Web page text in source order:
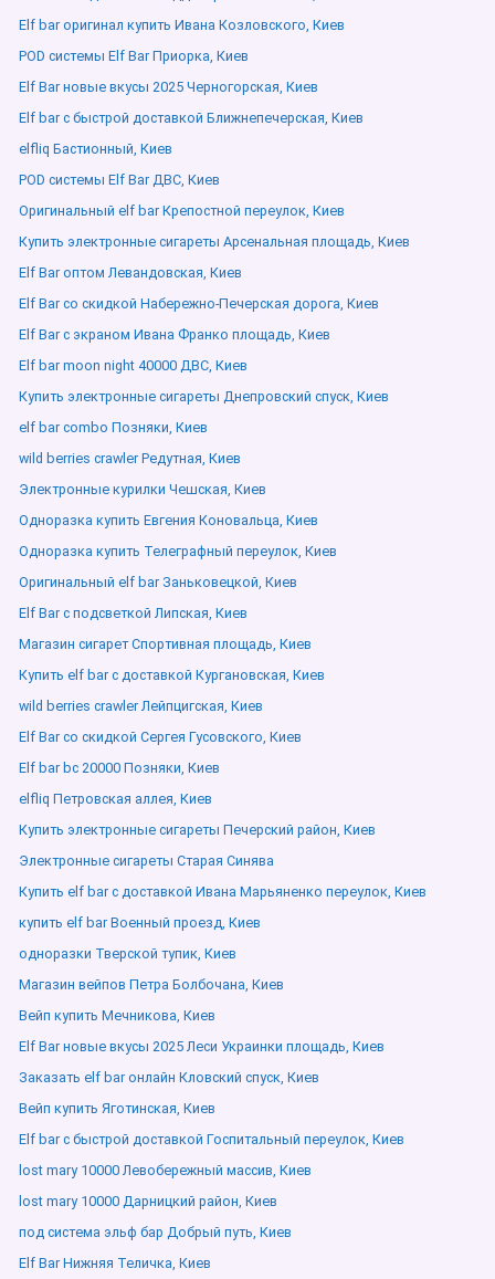
Elf bar оригинал купить Ивана Козловского, Киев
POD системы Elf Bar Приорка, Киев
Elf Bar новые вкусы 2025 Черногорская, Киев
Elf bar с быстрой доставкой Ближнепечерская, Киев
elfliq Бастионный, Киев
POD системы Elf Bar ДВС, Киев
Оригинальный elf bar Крепостной переулок, Киев
Купить электронные сигареты Арсенальная площадь, Киев
Elf Bar оптом Левандовская, Киев
Elf Bar со скидкой Набережно-Печерская дорога, Киев
Elf Bar с экраном Ивана Франко площадь, Киев
Elf bar moon night 40000 ДВС, Киев
Купить электронные сигареты Днепровский спуск, Киев
elf bar combo Позняки, Киев
wild berries crawler Редутная, Киев
Электронные курилки Чешская, Киев
Одноразка купить Евгения Коновальца, Киев
Одноразка купить Телеграфный переулок, Киев
Оригинальный elf bar Заньковецкой, Киев
Elf Bar с подсветкой Липская, Киев
Магазин сигарет Спортивная площадь, Киев
Купить elf bar с доставкой Кургановская, Киев
wild berries crawler Лейпцигская, Киев
Elf Bar со скидкой Сергея Гусовского, Киев
Elf bar bc 20000 Позняки, Киев
elfliq Петровская аллея, Киев
Купить электронные сигареты Печерский район, Киев
Электронные сигареты Старая Синява
Купить elf bar с доставкой Ивана Марьяненко переулок, Киев
купить elf bar Военный проезд, Киев
одноразки Тверской тупик, Киев
Магазин вейпов Петра Болбочана, Киев
Вейп купить Мечникова, Киев
Elf Bar новые вкусы 2025 Леси Украинки площадь, Киев
Заказать elf bar онлайн Кловский спуск, Киев
Вейп купить Яготинская, Киев
Elf bar с быстрой доставкой Госпитальный переулок, Киев
lost mary 10000 Левобережный массив, Киев
lost mary 10000 Дарницкий район, Киев
под система эльф бар Добрый путь, Киев
Elf Bar Нижняя Теличка, Киев